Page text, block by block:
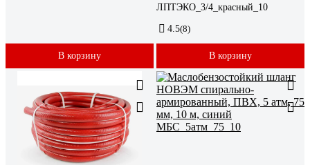
В корзину
ЛПТЭКО_3/4_красный_10
4.5(8)
В корзину